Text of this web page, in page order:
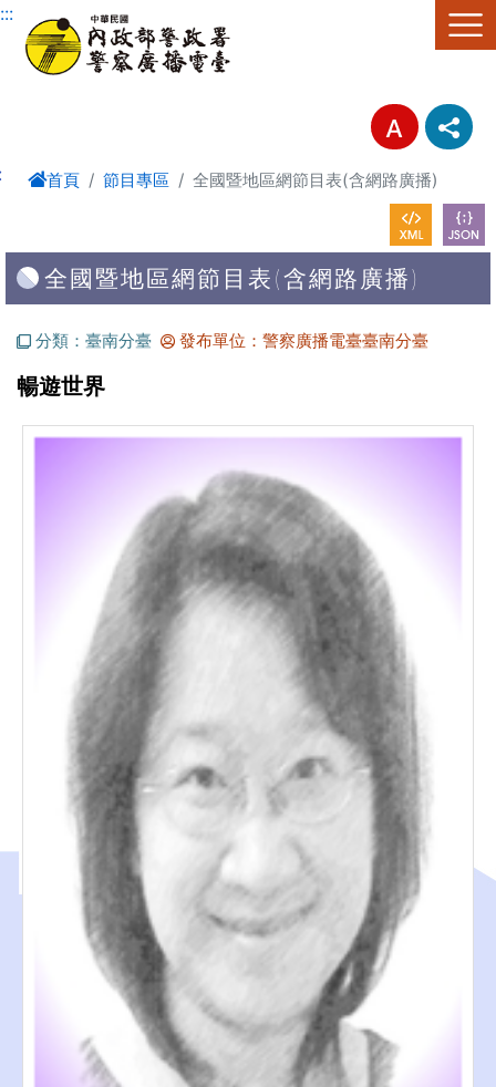
進入內容區塊
:::
首頁 節目專區 全國暨地區網節目表(含網路廣播)
全國暨地區網節目表(含網路廣播)
分類：臺南分臺 發布單位：警察廣播電臺臺南分臺
暢遊世界